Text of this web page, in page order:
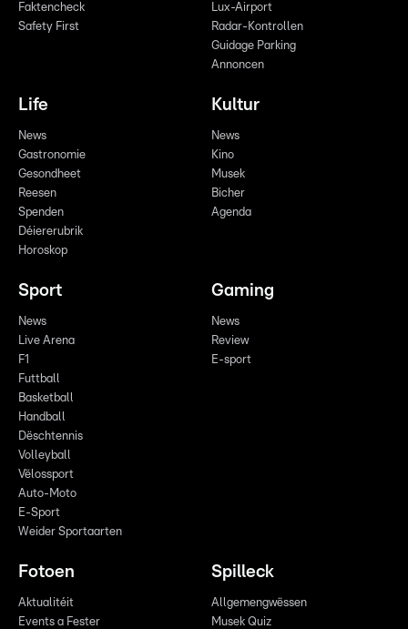
Faktencheck
Safety First
Lux-Airport
Radar-Kontrollen
Guidage Parking
Annoncen
Life
News
Gastronomie
Gesondheet
Reesen
Spenden
Déiererubrik
Horoskop
Kultur
News
Kino
Musek
Bicher
Agenda
Sport
News
Live Arena
F1
Futtball
Basketball
Handball
Dëschtennis
Volleyball
Vëlossport
Auto-Moto
E-Sport
Weider Sportaarten
Gaming
News
Review
E-sport
Fotoen
Aktualitéit
Events a Fester
Spilleck
Allgemengwëssen
Musek Quiz